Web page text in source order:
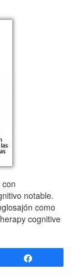
notable.
como
cognitive